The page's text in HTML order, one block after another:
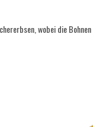
wobei die